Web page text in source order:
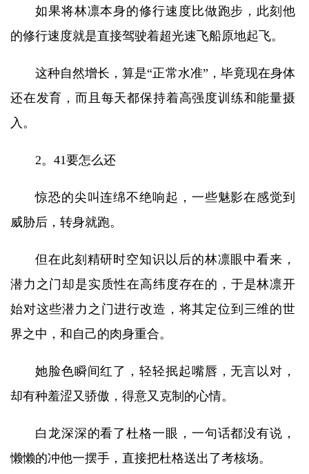
如果将林凛本身的修行速度比做跑步，此刻他
的修行速度就是直接驾驶着超光速飞船原地起飞。
这种自然增长，算是“正常水准”，毕竟现在身体
还在发育，而且每天都保持着高强度训练和能量摄
入。
2。41要怎么还
惊恐的尖叫连绵不绝响起，一些魅影在感觉到
威胁后，转身就跑。
但在此刻精研时空知识以后的林凛眼中看来，
潜力之门却是实质性在高纬度存在的，于是林凛开
始对这些潜力之门进行改造，将其定位到三维的世
界之中，和自己的肉身重合。
她脸色瞬间红了，轻轻抿起嘴唇，无言以对，
却有种羞涩又骄傲，得意又克制的心情。
白龙深深的看了杜格一眼，一句话都没有说，
懒懒的冲他一摆手，直接把杜格送出了考核场。